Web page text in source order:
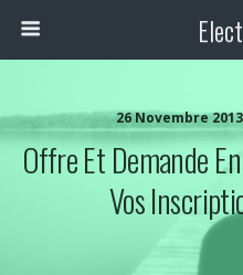
26 Novembre
Offre Et Demande
Vos